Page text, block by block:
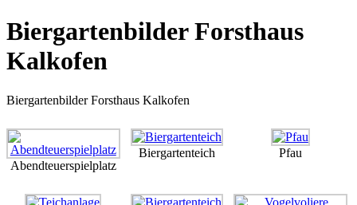
Biergartenbilder Forsthaus
Kalkofen
Biergartenbilder Forsthaus Kalkofen
Abendteuerspielplatz
Biergartenteich Pfau